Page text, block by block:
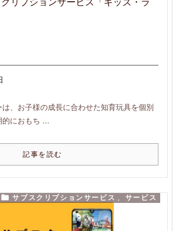
、お子様の成長に合わせた知育玩具を個別
的におもち ...
記事を読む
 サブスクリプションサービス , サービス